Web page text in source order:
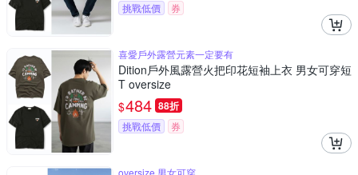
挑戰低價 券
喜愛戶外露營元素一定要有
Dition戶外風露營火把印花短袖上衣 男女可穿短
T oversize
$484 88折
挑戰低價 券